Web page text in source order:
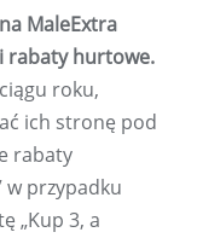
MaleExtra
rabaty hurtowe.
roku,
ich stronę pod
rabaty
w przypadku
„Kup 3, a